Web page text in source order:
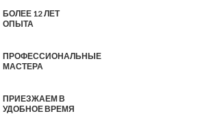
БОЛЕЕ 12 ЛЕТ
ОПЫТА
ПРОФЕССИОНАЛЬНЫЕ
МАСТЕРА
ПРИЕЗЖАЕМ В
УДОБНОЕ ВРЕМЯ